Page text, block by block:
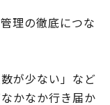
理の徹底につな
が少ない」など
かなか行き届か